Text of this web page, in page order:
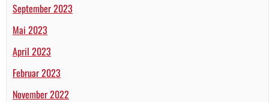
September 2023
Mai 2023
April 2023
Februar 2023
November 2022